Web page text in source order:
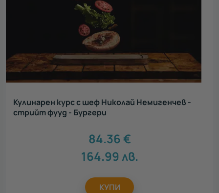
Кулинарен курс с шеф Николай Немигенчев -
стрийт фууд - Бургери
84.36€
164.99 лв.
КУПИ